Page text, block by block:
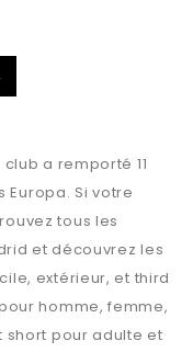
a remporté 11
Europa. Si votre
tous les
et découvrez les
extérieur, et third
homme, femme,
short pour adulte et